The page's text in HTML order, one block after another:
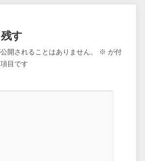
す
開されることはありません。 ※ が付
目です